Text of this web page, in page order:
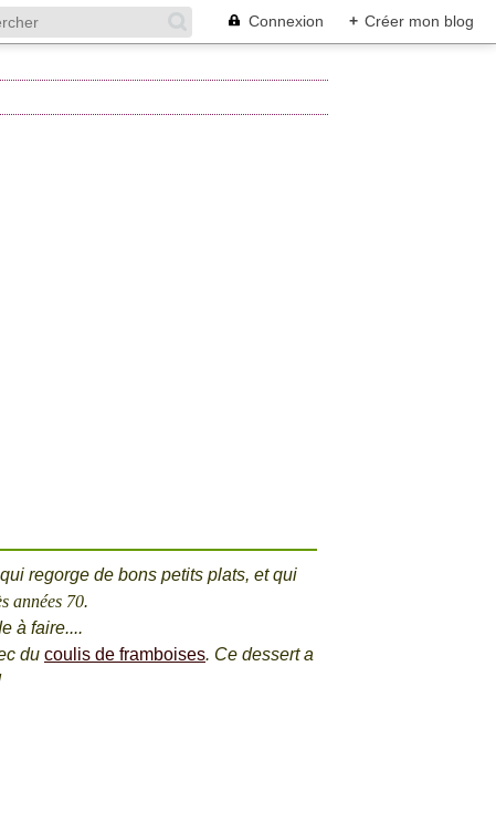
Connexion + Créer mon blog
regorge de bons petits plats, et qui
années 70.
à faire....
du coulis de framboises. Ce dessert a